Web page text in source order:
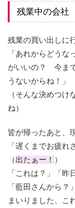
残業中の会社
残業の買い出しに
「あれからどう
がいいの？ 今ま
うないからね！」
（そんな決めつ
ね）
皆が帰ったあと、
「遅くまでお疲れ
（出たぁー！ ）
「これは？」「昨
「藍田さんから？
まいりました、こ